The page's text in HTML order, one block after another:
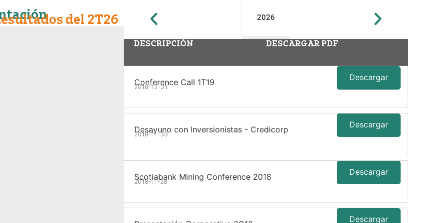
del 2T26 2026
DESCRIPCIÓN DESCARGAR PDF
Conference Call 1T19
2018-12-31
Descargar
Desayuno con Inversionistas - Credicorp
2018-11-30
Descargar
Scotiabank Mining Conference 2018
2018-11-28
Descargar
Descargar